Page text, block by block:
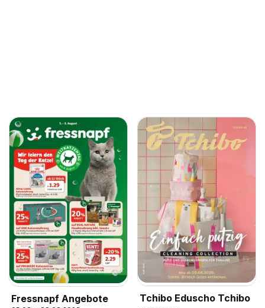
Fressnapf Angebote
Tchibo Eduscho Tchibo